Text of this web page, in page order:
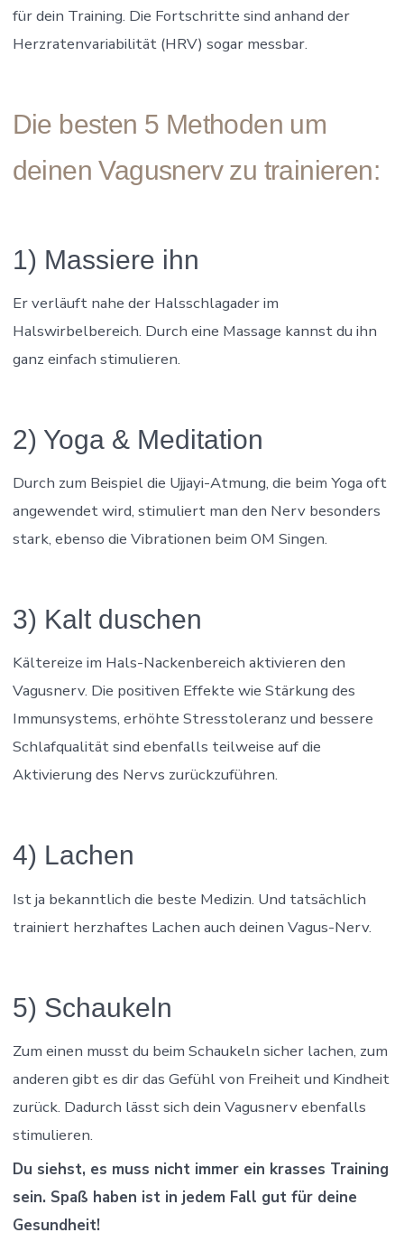
für dein Training. Die Fortschritte sind anhand der
Herzratenvariabilität (HRV) sogar messbar.
Die besten 5 Methoden um
deinen Vagusnerv zu trainieren:
1) Massiere ihn
Er verläuft nahe der Halsschlagader im
Halswirbelbereich. Durch eine Massage kannst du ihn
ganz einfach stimulieren.
2) Yoga & Meditation
Durch zum Beispiel die Ujjayi-Atmung, die beim Yoga oft
angewendet wird, stimuliert man den Nerv besonders
stark, ebenso die Vibrationen beim OM Singen.
3) Kalt duschen
Kältereize im Hals-Nackenbereich aktivieren den
Vagusnerv. Die positiven Effekte wie Stärkung des
Immunsystems, erhöhte Stresstoleranz und bessere
Schlafqualität sind ebenfalls teilweise auf die
Aktivierung des Nervs zurückzuführen.
4) Lachen
Ist ja bekanntlich die beste Medizin. Und tatsächlich
trainiert herzhaftes Lachen auch deinen Vagus-Nerv.
5) Schaukeln
Zum einen musst du beim Schaukeln sicher lachen, zum
anderen gibt es dir das Gefühl von Freiheit und Kindheit
zurück. Dadurch lässt sich dein Vagusnerv ebenfalls
stimulieren.
Du siehst, es muss nicht immer ein krasses Training
sein. Spaß haben ist in jedem Fall gut für deine
Gesundheit!